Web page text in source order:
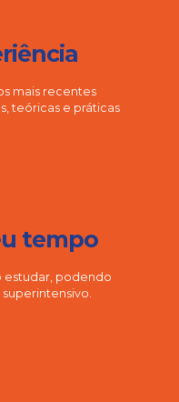
mais recentes
teóricas e práticas
tempo
estudar, podendo